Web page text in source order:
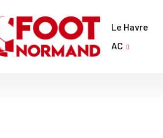
Le Havre
AC